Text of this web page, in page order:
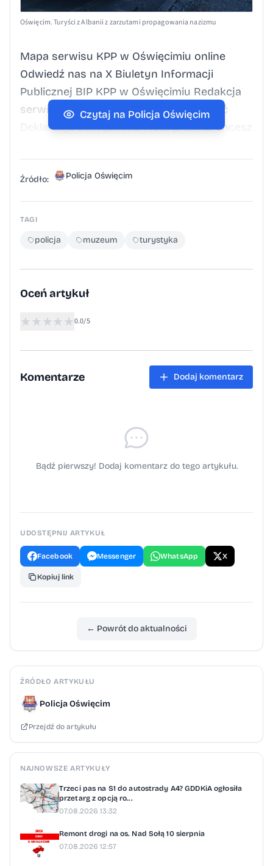
Oświęcim. Turyści z Albanii z zarzutami propagowania nazizmu
Mapa serwisu KPP w Oświęcimiu online
Odwiedź nas na X Biuletyn Informacji
Publicznej BIP KPP w Oświęcimiu Redakcja
serwisu Kontakt z redakcją Dostępność
Deklaracja dostępności Nota prawna Chcesz
Oświęcimiu. Zapoznaj się z zasadami
Polityka prywatności Inne wersje portalu
wersja tekstowa
Czytaj na Policja Oświęcim
Źródło: Policja Oświęcim
TAGI
policja muzeum turystyka
Oceń artykuł
★ ★ ★★ ★0.0/5
Komentarze Dodaj komentarz
Bądź pierwszy! Dodaj komentarz do tego artykułu.
UDOSTĘPNIJ ARTYKUŁ
Facebook Messenger WhatsApp X
Kopiuj link
← Powrót do aktualności
ŹRÓDŁO ARTYKUŁU
Policja Oświęcim
Przejdź do artykułu
NAJNOWSZE ARTYKUŁY
Trzeci pas na S1 do autostrady A4? GDDKiA ogłosiła
przetarg z opcją ro...
07.08.2026 13:32
Remont drogi na os. Nad Sołą 10 sierpnia
07.08.2026 12:57